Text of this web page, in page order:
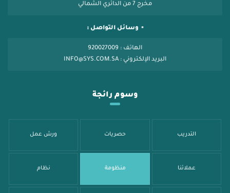
مخرج 7 من الدائري الشمالي
وسائل التواصل :
الهاتف : 920027009
البريد الإلكتروني : INFO@SYS.COM.SA
وسوم رائجة
التدريب حصريات ورش عمل
عملائنا منظومة نظام